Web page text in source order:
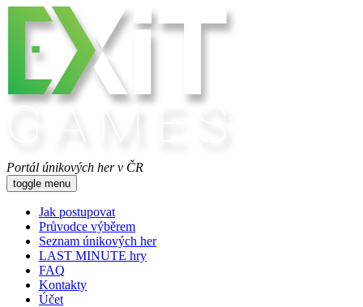
Portál únikových her v ČR
toggle menu
Jak postupovat
Průvodce výběrem
Seznam únikových her
LAST MINUTE hry
FAQ
Kontakty
Účet